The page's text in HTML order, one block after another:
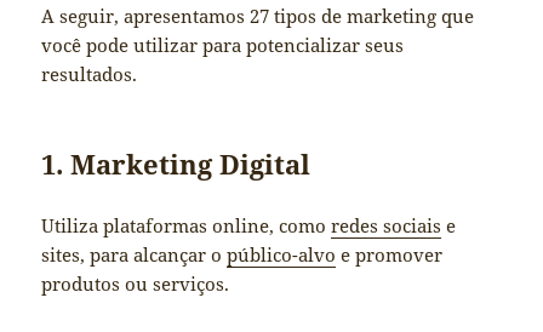
A seguir, apresentamos 27 tipos de marketing que
você pode utilizar para potencializar seus
resultados.
1. Marketing Digital
Utiliza plataformas online, comoredes sociais e
sites, para alcançar opúblico-alvo e promover
produtos ou serviços.